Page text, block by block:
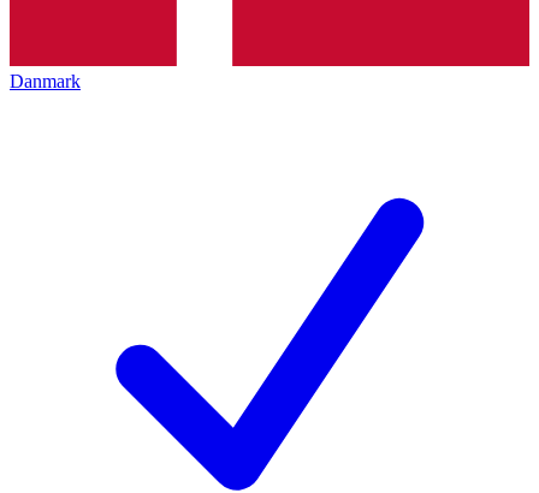
Danmark